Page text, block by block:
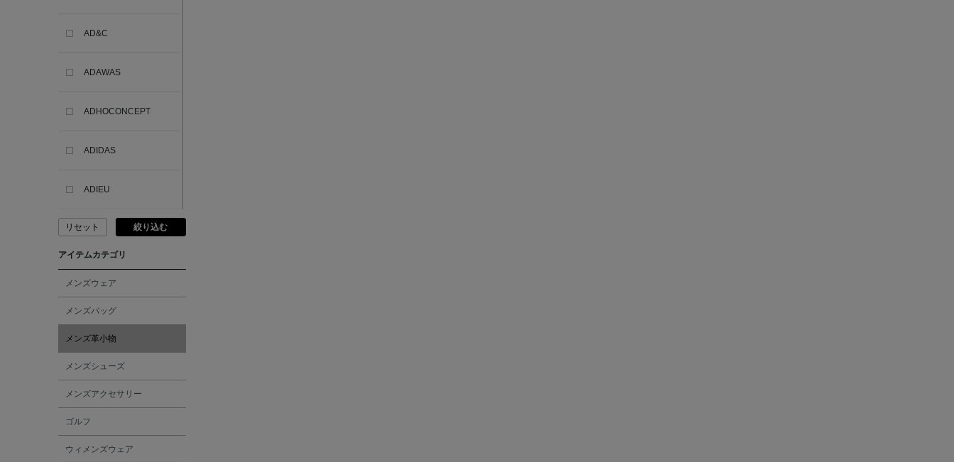
AD&C
ADAWAS
ADHOCONCEPT
ADIDAS
ADIEU
ADLIN HUE
ADVISORY BOARD
CRYSTALS
AKIKO OGAWA.
ALBERT THURSTON
リセット 絞り込む
アイテムカテゴリ
メンズウェア
メンズバッグ
メンズ革小物
メンズシューズ
メンズアクセサリー
ゴルフ
ウィメンズウェア